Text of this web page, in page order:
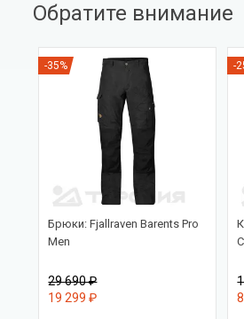
Обратите внимание
-35%
Брюки: Fjallraven Barents Pro
Men
29 690 ₽
19 299 ₽
-